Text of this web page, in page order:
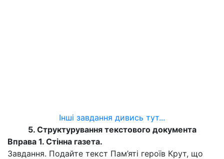
Інші завдання дивись тут...
5. Структурування текстового документа
Вправа 1. Стінна газета.
Завдання. Подайте текст Пам’яті героїв Крут, що